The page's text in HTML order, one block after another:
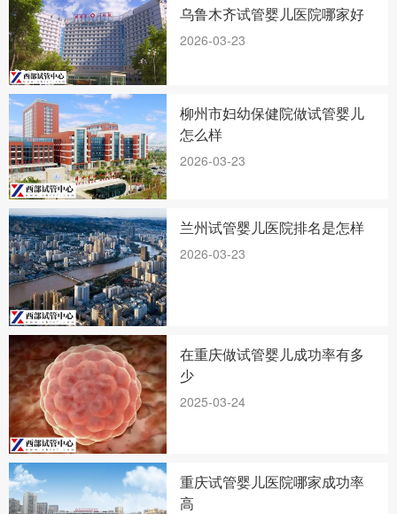
乌鲁木齐试管婴儿医院哪家好
2026-03-23
柳州市妇幼保健院做试管婴儿
怎么样
2026-03-23
兰州试管婴儿医院排名是怎样
2026-03-23
在重庆做试管婴儿成功率有多
少
2025-03-24
重庆试管婴儿医院哪家成功率
高